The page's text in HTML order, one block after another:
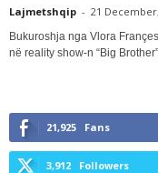
Lajmetshqip - 21
Bukuroshja nga Vlora
në reality show-n “Big
21,925 Fans
3,912 Followers